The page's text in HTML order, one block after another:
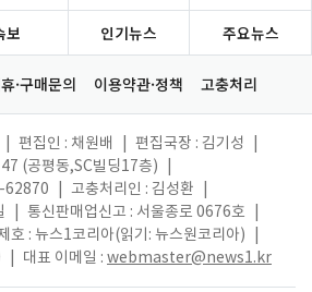
보 인기뉴스 주요뉴스
·구매문의 이용약관·정책 고충처리
편집인 : 채원배 편집국장 : 김기성
(공평동,SC빌딩17층)
62870
고충처리인 : 김성환
통신판매업신고 : 서울종로 0676호
호 : 뉴스1코리아(읽기: 뉴스원코리아)
대표 이메일 : webmaster@news1.kr